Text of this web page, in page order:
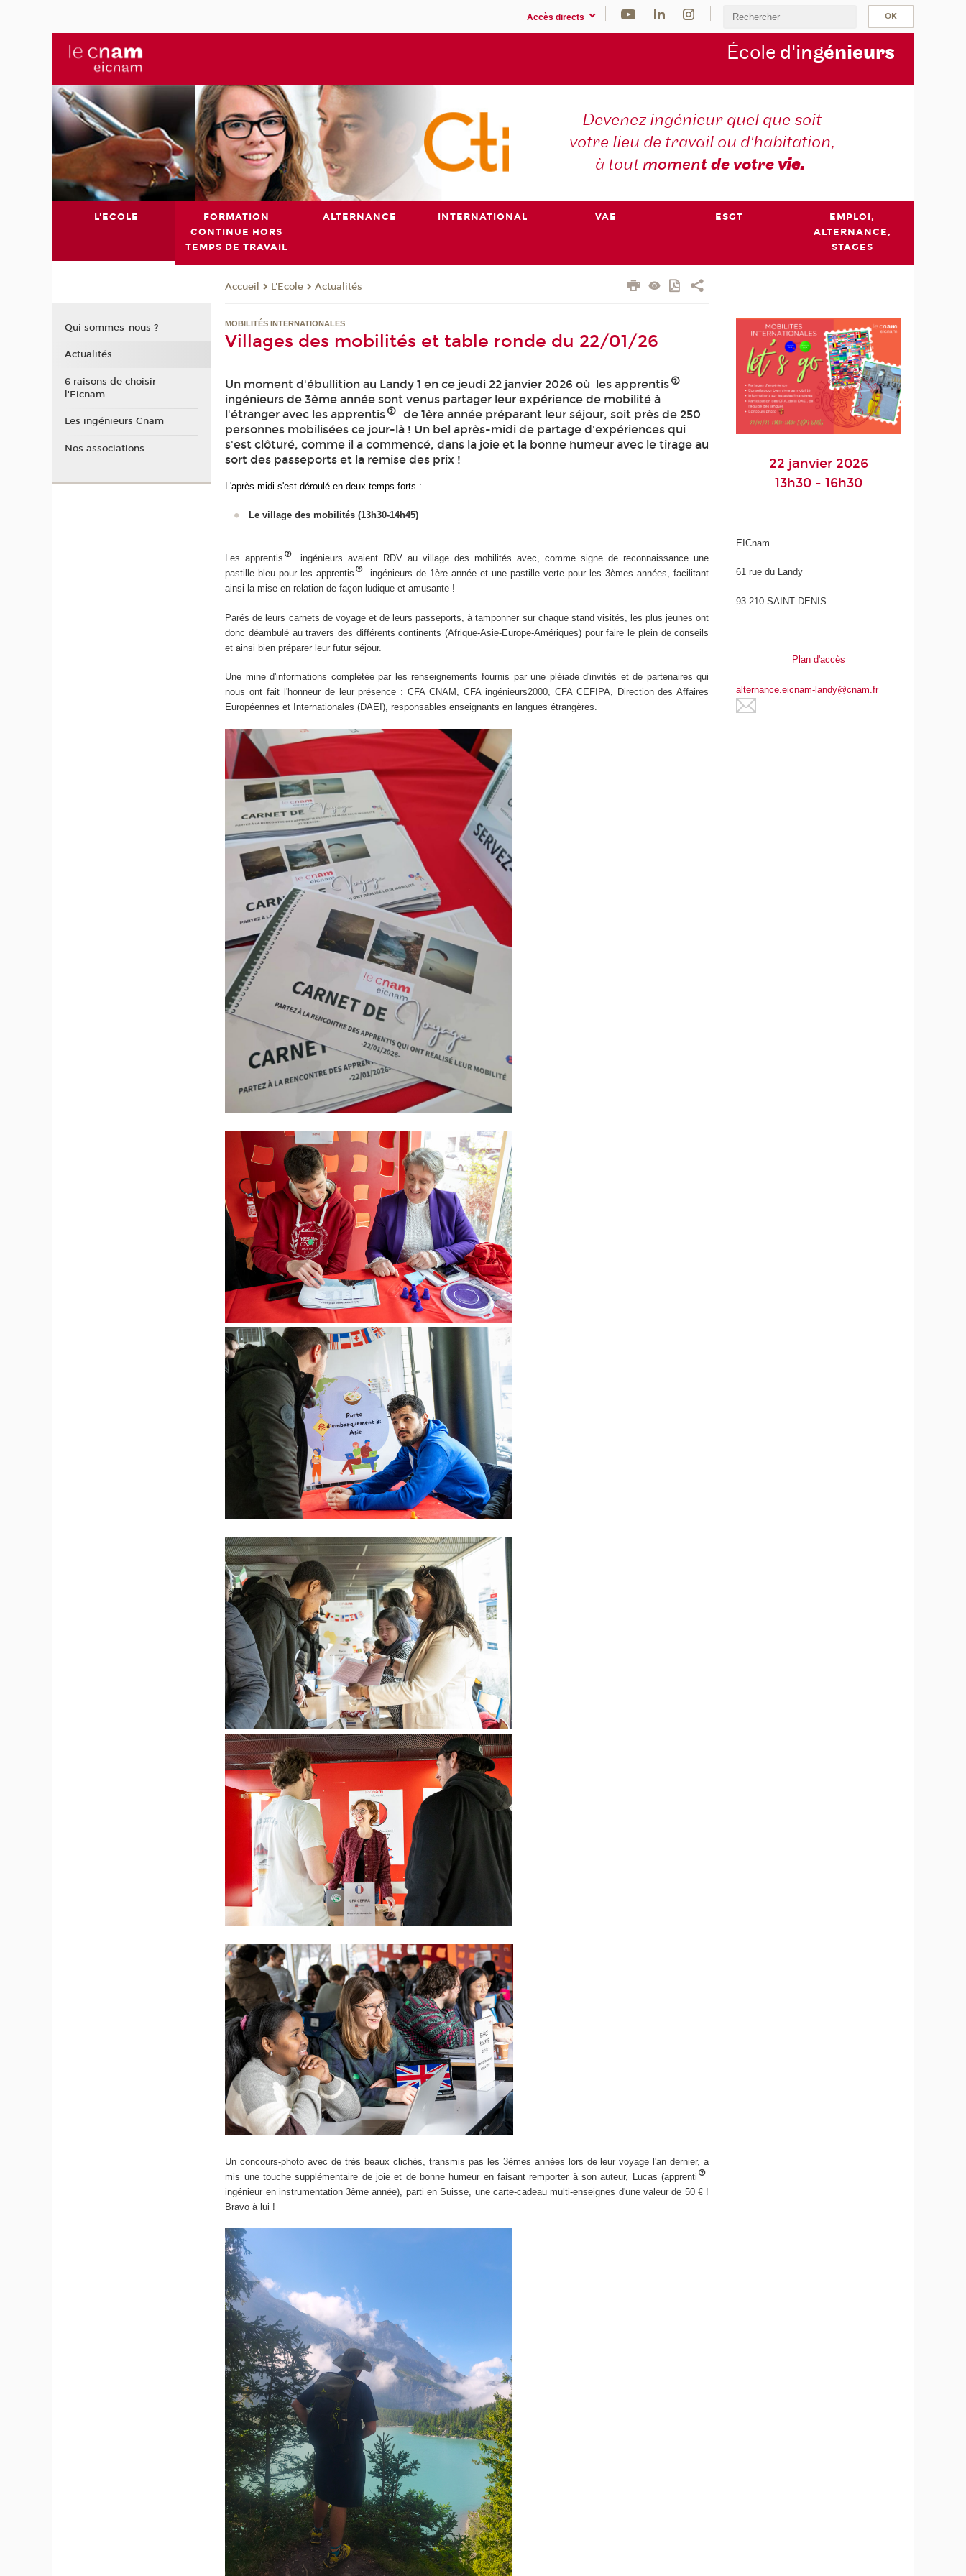
Accès directs
École d'ingénieurs
Devenez ingénieur quel que soit
votre lieu de travail ou d'habitation,
à toutmoment de votrevie.
L'ECOLE
FORMATION
CONTINUE HORS
TEMPS DE TRAVAIL
ALTERNANCE INTERNATIONAL VAE ESGT
EMPLOI,
ALTERNANCE,
STAGES
Accueil L'Ecole Actualités
MOBILITÉS INTERNATIONALES
Villages des mobilités et table ronde du 22/01/26
Un moment d'ébullition au Landy 1 en ce jeudi 22 janvier 2026 où les apprentis
ingénieurs de 3ème année sont venus partager leur expérience de mobilité à
l'étranger avec les apprentis
de 1ère année préparant leur séjour, soit près de 250
personnes mobilisées ce jour-là ! Un bel après-midi de partage d'expériences qui
s'est clôturé, comme il a commencé, dans la joie et la bonne humeur avec le tirage au
sort des passeports et la remise des prix !
L'après-midi s'est déroulé en deux temps forts :
Le village des mobilités (13h30-14h45)
Les apprentis
ingénieurs avaient RDV au village des mobilités avec, comme signe de reconnaissance une
pastille bleu pour les apprentis
ingénieurs de 1ère année et une pastille verte pour les 3èmes années, facilitant
ainsi la mise en relation de façon ludique et amusante !
Parés de leurs carnets de voyage et de leurs passeports, à tamponner sur chaque stand visités, les plus jeunes ont
donc déambulé au travers des différents continents (Afrique-Asie-Europe-Amériques) pour faire le plein de conseils
et ainsi bien préparer leur futur séjour.
Une mine d'informations complétée par les renseignements fournis par une pléiade d'invités et de partenaires qui
nous ont fait l'honneur de leur présence : CFA CNAM, CFA ingénieurs2000, CFA CEFIPA, Direction des Affaires
Européennes et Internationales (DAEI), responsables enseignants en langues étrangères.
Un concours-photo avec de très beaux clichés, transmis pas les 3èmes années lors de leur voyage l'an dernier, a
mis une touche supplémentaire de joie et de bonne humeur en faisant remporter à son auteur, Lucas (apprenti
ingénieur en instrumentation 3ème année), parti en Suisse, une carte-cadeau multi-enseignes d'une valeur de 50 € !
Bravo à lui !
22 janvier 2026
13h30 - 16h30
EICnam
61 rue du Landy
93 210 SAINT DENIS
Plan d'accès
alternance.eicnam-landy@cnam.fr
Qui sommes-nous ?
Actualités
6 raisons de choisir
l'Eicnam
Les ingénieurs Cnam
Nos associations